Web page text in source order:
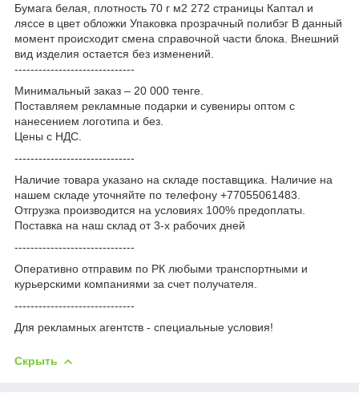
Бумага белая, плотность 70 г м2 272 страницы Каптал и
ляссе в цвет обложки Упаковка прозрачный полибэг В данный
момент происходит смена справочной части блока. Внешний
вид изделия остается без изменений.
------------------------------
Минимальный заказ – 20 000 тенге.
Поставляем рекламные подарки и сувениры оптом с
нанесением логотипа и без.
Цены с НДС.
------------------------------
Наличие товара указано на складе поставщика. Наличие на
нашем складе уточняйте по телефону +77055061483.
Отгрузка производится на условиях 100% предоплаты.
Поставка на наш склад от 3-x рабочих дней
------------------------------
Оперативно отправим по РК любыми транспортными и
курьерскими компаниями за счет получателя.
------------------------------
Для рекламных агентств - специальные условия!
Скрыть